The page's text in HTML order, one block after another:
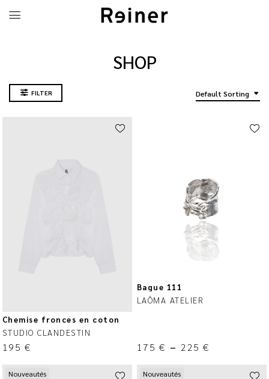
SHOP
FILTER Default Sorting
Chemise fronces en coton
STUDIO CLANDESTIN
195 €
Bague 111
LAÔMA ATELIER
175 € – 225€
Nouveautés Nouveautés